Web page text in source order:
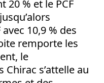
20 % et le PCF
10,9 % des
remporte les
le
Chirac s’attelle au